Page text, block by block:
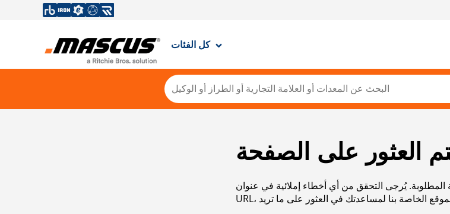
كل الفئات
العثور على الصفحة
المطلوبة. يُرجى التحقق من أي أخطاء إملائية في عنوان